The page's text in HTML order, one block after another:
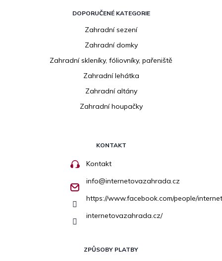
DOPORUČENÉ KATEGORIE
Zahradní sezení
Zahradní domky
Zahradní skleníky, fóliovníky, pařeniště
Zahradní lehátka
Zahradní altány
Zahradní houpačky
KONTAKT
Kontakt
info@internetovazahrada.cz
https://www.facebook.com/people/
internetovazahrada.cz/
ZPŮSOBY PLATBY